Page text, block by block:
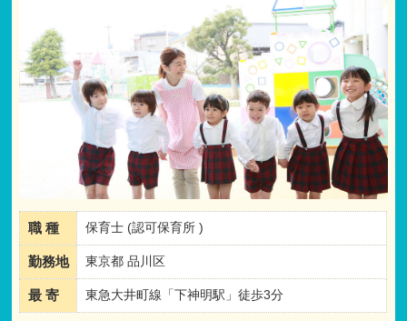
職 種 保育士 (認可保育所 )
勤務地 東京都 品川区
最 寄 東急大井町線「下神明駅」徒歩3分